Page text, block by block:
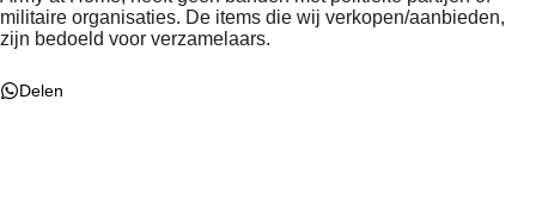
militaire organisaties. De items die wij verkopen/aanbieden,
zijn bedoeld voor verzamelaars.
Delen